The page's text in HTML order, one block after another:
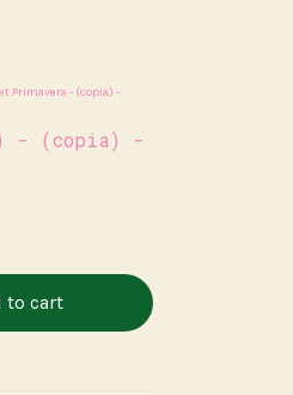
Primavera - (copia) -
- (copia) -